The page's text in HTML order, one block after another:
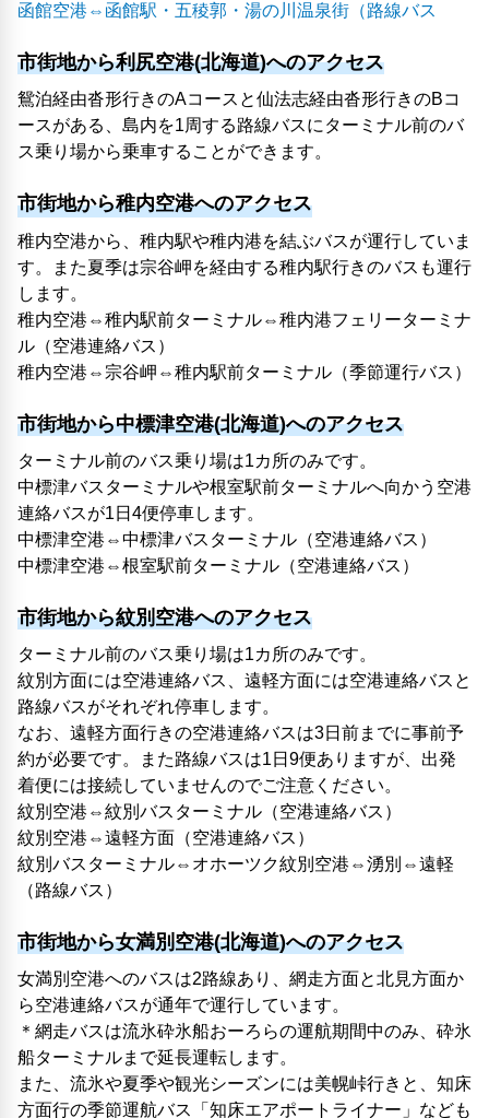
函館空港⇔函館駅・五稜郭・湯の川温泉街（路線バス
市街地から利尻空港(北海道)へのアクセス
鴛泊経由沓形行きのAコースと仙法志経由沓形行きのBコ
ースがある、島内を1周する路線バスにターミナル前のバ
ス乗り場から乗車することができます。
市街地から稚内空港へのアクセス
稚内空港から、稚内駅や稚内港を結ぶバスが運行していま
す。また夏季は宗谷岬を経由する稚内駅行きのバスも運行
します。
稚内空港⇔稚内駅前ターミナル⇔稚内港フェリーターミナ
ル（空港連絡バス）
稚内空港⇔宗谷岬⇔稚内駅前ターミナル（季節運行バス）
市街地から中標津空港(北海道)へのアクセス
ターミナル前のバス乗り場は1カ所のみです。
中標津バスターミナルや根室駅前ターミナルへ向かう空港
連絡バスが1日4便停車します。
中標津空港⇔中標津バスターミナル（空港連絡バス）
中標津空港⇔根室駅前ターミナル（空港連絡バス）
市街地から紋別空港へのアクセス
ターミナル前のバス乗り場は1カ所のみです。
紋別方面には空港連絡バス、遠軽方面には空港連絡バスと
路線バスがそれぞれ停車します。
なお、遠軽方面行きの空港連絡バスは3日前までに事前予
約が必要です。また路線バスは1日9便ありますが、出発
着便には接続していませんのでご注意ください。
紋別空港⇔紋別バスターミナル（空港連絡バス）
紋別空港⇔遠軽方面（空港連絡バス）
紋別バスターミナル⇔オホーツク紋別空港⇔湧別⇔遠軽
（路線バス）
市街地から女満別空港(北海道)へのアクセス
女満別空港へのバスは2路線あり、網走方面と北見方面か
ら空港連絡バスが通年で運行しています。
＊網走バスは流氷砕氷船おーろらの運航期間中のみ、砕氷
船ターミナルまで延長運転します。
また、流氷や夏季や観光シーズンには美幌峠行きと、知床
方面行の季節運航バス「知床エアポートライナー」なども